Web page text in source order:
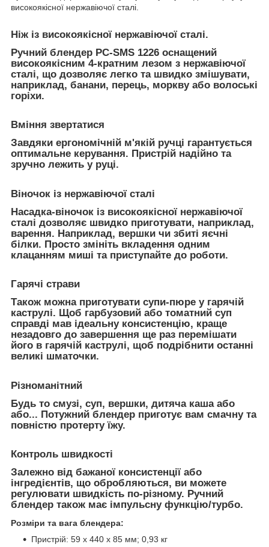
високоякісної нержавіючої сталі.
Ніж із високоякісної нержавіючої сталі.
Ручний блендер PC-SMS 1226 оснащений
високоякісним 4-кратним лезом з нержавіючої
сталі, що дозволяє легко та швидко змішувати,
наприклад, банани, перець, моркву або волоські
горіхи.
Вміння звертатися
Завдяки ергономічній м'якій ручці гарантується
оптимальне керування. Пристрій надійно та
зручно лежить у руці.
Віночок із нержавіючої сталі
Насадка-віночок із високоякісної нержавіючої
сталі дозволяє швидко приготувати, наприклад,
варення. Наприклад, вершки чи збиті яєчні
білки. Просто змініть вкладення одним
клацанням миші та приступайте до роботи.
Гарячі страви
Також можна приготувати супи-пюре у гарячій
каструлі. Щоб гарбузовий або томатний суп
справді мав ідеальну консистенцію, краще
незадовго до завершення ще раз перемішати
його в гарячій каструлі, щоб подрібнити останні
великі шматочки.
Різноманітний
Будь то смузі, суп, вершки, дитяча каша або
або... Потужний блендер приготує вам смачну та
повністю протерту їжу.
Контроль швидкості
Залежно від бажаної консистенції або
інгредієнтів, що обробляються, ви можете
регулювати швидкість по-різному. Ручний
блендер також має імпульсну функцію/турбо.
Розміри та вага блендера:
Пристрій: 59 х 440 х 85 мм; 0,93 кг